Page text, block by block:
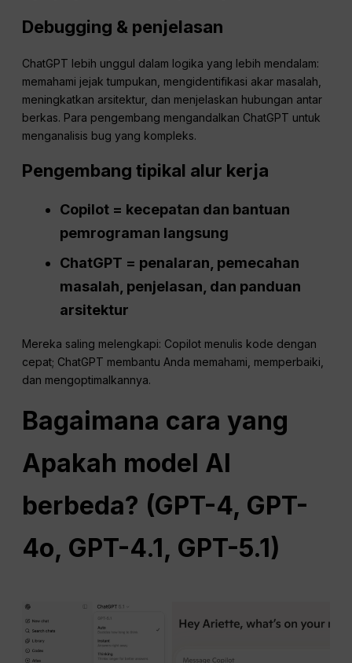
Debugging & penjelasan
ChatGPT lebih unggul dalam logika yang lebih mendalam:
memahami jejak tumpukan, mengidentifikasi akar masalah,
meningkatkan arsitektur, dan menjelaskan hubungan antar
berkas. Para pengembang mengandalkan ChatGPT untuk
menganalisis bug yang kompleks.
Pengembang tipikal alur kerja
Copilot = kecepatan dan bantuan
pemrograman langsung
ChatGPT = penalaran, pemecahan
masalah, penjelasan, dan panduan
arsitektur
Mereka saling melengkapi: Copilot menulis kode dengan
cepat; ChatGPT membantu Anda memahami, memperbaiki,
dan mengoptimalkannya.
Bagaimana cara yang
Apakah model AI
berbeda? (GPT-4, GPT-
4o, GPT-4.1, GPT-5.1)